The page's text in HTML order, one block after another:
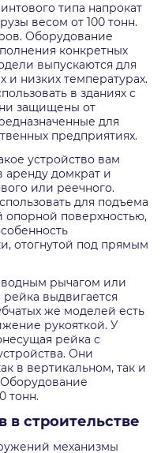
типа напрокат
весом от 100 тонн.
Оборудование
конкретных
выпускаются для
низких температурах.
в зданиях с
защищены от
для
предприятиях.
устройство вам
аренду домкрат и
или реечного.
для подъема
опорной поверхностью,
отогнутой под прямым
рычагом или
выдвигается
же моделей есть
рукояткой. У
рейка с
Они
в вертикальном, так и
тонн.
строительстве
механизмы